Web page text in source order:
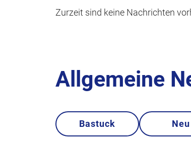
Zurzeit sind keine Nachrichten
Allgemeine
Bastuck Neu